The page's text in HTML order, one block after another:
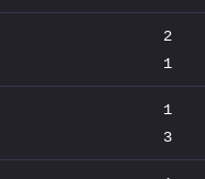
2
1
1
3